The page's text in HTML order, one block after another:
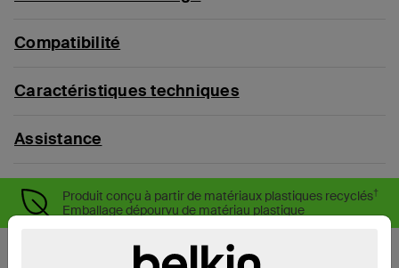
Compatibilité
Caractéristiques techniques
Assistance
Produit conçu à partir de matériaux plastiques recyclés†
Emballage dépourvu de matériau plastique